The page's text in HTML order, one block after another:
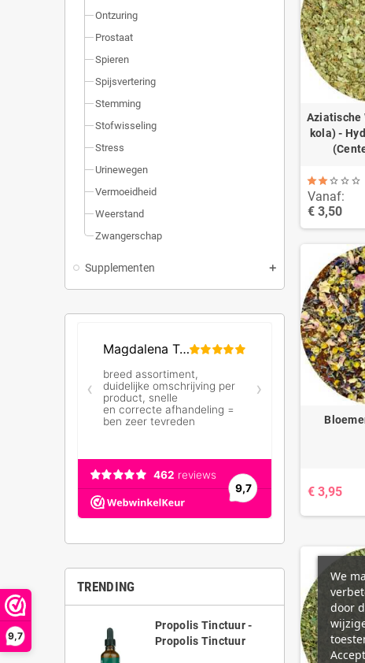
9,7
Ontzuring
Prostaat
Spieren
Spijsvertering
Stemming
Stofwisseling
Stress
Urinewegen
Vermoeidheid
Weerstand
Zwangerschap
Supplementen
TRENDING
Propolis Tinctuur -
Propolis Tinctuur
Aziatische
kola) -
Vanaf:
€ 3,50
€ 3,95
We
door